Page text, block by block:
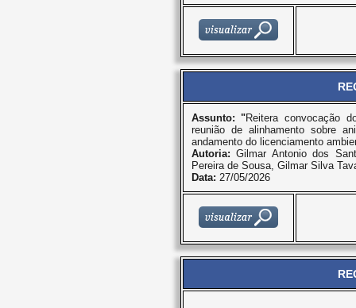
Assunto: "Reitera convocação
reunião de alinhamento sobre
andamento do licenciamento
Autoria:Gilmar Antonio dos
Pereira de Sousa, Gilmar Silva
Data: 27/05/2026